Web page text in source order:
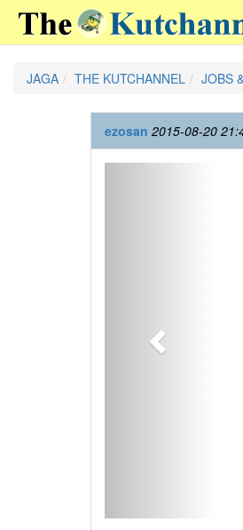
JAGA THE KUTCHANNEL JOBS
ezosan 2015-08-20